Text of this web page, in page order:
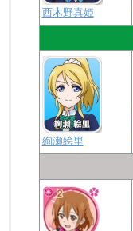
西木野真姫
絢瀬絵里